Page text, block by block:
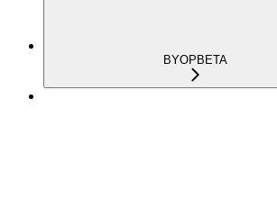
BYOPBETA